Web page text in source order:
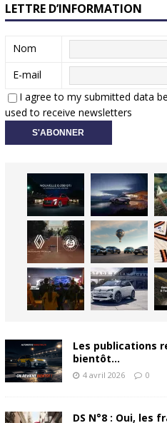
LETTRE D’INFORMATION
Nom
E-mail
I agree to my submitted data
used to receive newsletters
Les publications
bientôt…
4 avril 2026 0
DS N°8 : Oui, les